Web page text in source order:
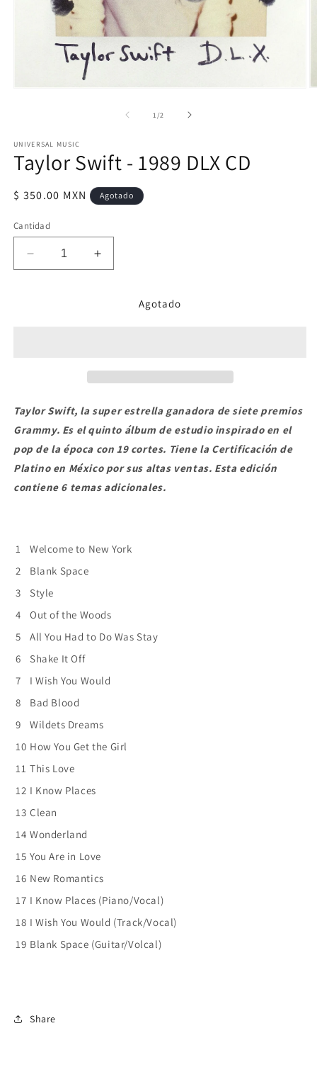
una
ventana
modal
1 /de2
UNIVERSAL MUSIC
Taylor Swift - 1989 DLX CD
Precio
$ 350.00 MXN Agotado
Cantidad
Reducir
cantidad
Aumentar
cantidad
Agotado
Taylor Swift, la super estrella ganadora de siete premios
Grammy. Es el quinto álbum de estudio inspirado en el
pop de la época con 19 cortes. Tiene la Certificación de
Platino en México por sus altas ventas. Esta edición
contiene 6 temas adicionales.
1
Welcome to New York
2
Blank Space
3
Style
4
Out of the Woods
5
All You Had to Do Was Stay
6
Shake It Off
7
I Wish You Would
8
Bad Blood
9
Wildets Dreams
10 How You Get the Girl
11 This Love
12 I Know Places
13 Clean
14 Wonderland
15 You Are in Love
16 New Romantics
17 I Know Places (Piano/Vocal)
18 I Wish You Would (Track/Vocal)
19 Blank Space (Guitar/Volcal)
Share